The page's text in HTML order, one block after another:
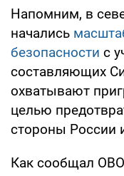
Напомним, в
начались
безопасности с
составляющих
охватывают
целью
стороны России
Как сообщал